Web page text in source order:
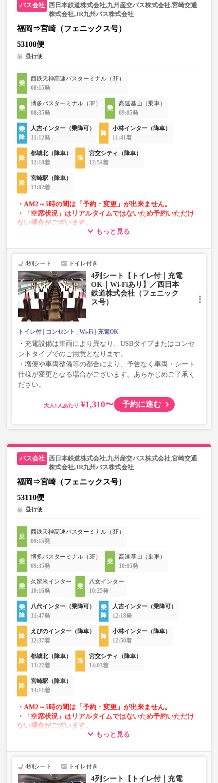
西日本鉄道株式会社,九州産交バス株式会社,宮崎交通
株式会社,JR九州バス株式会社
福岡⇒宮崎（フェニックス号）
53108便
昼行便
西鉄天神高速バスターミナル（3F）
08:15発
博多バスターミナル（3F）
08:35発
高速基山（乗車）
09:05発
人吉インター（乗降可）
11:12発
小林インター（降車）
11:41着
都城北（降車）
12:18着
宮交シティ（降車）
12:54着
宮崎駅（降車）
13:02着
・AM2～5時の間は「予約・変更」が出来ません。
・「空席状況」はリアルタイムではないため予約いただけ
ない場合がございます。
・車両は予告なく変更となる場合がございます。これに伴
で、あらかじめご了承ください。
もっと見る
4列シート トイレ付き
4列シート【トイレ付｜充電
OK｜Wi-Fiあり】／西日本
鉄道株式会社（フェニック
ス号）
トイレ付 コンセント Wi-Fi 充電OK
・充電設備は車両により異なり、USBタイプまたはコンセ
ントタイプでのご用意となります。
・増便や車両整備等の都合により、予告なく車両・シート
仕様が変更となる場合がございます。あらかじめご了承く
ださい。
大人 ¥1,310〜 予約に進む
西日本鉄道株式会社,九州産交バス株式会社,宮崎交通
株式会社,JR九州バス株式会社
福岡⇒宮崎（フェニックス号）
53110便
昼行便
西鉄天神高速バスターミナル（3F）
09:15発
博多バスターミナル（3F）
09:35発
高速基山（乗車）
10:05発
久留米インター
10:16発
八女インター
10:25発
八代インター（乗降可）
11:47発
人吉インター（乗降可）
12:18発
えびのインター（降車）
12:37着
小林インター（降車）
12:50着
都城北（降車）
13:27着
宮交シティ（降車）
14:03着
宮崎駅（降車）
14:11着
・AM2～5時の間は「予約・変更」が出来ません。
・「空席状況」はリアルタイムではないため予約いただけ
ない場合がございます。
・車両は予告なく変更となる場合がございます。これに伴
で、あらかじめご了承ください。
もっと見る
4列シート トイレ付き
4列シート【トイレ付｜充電